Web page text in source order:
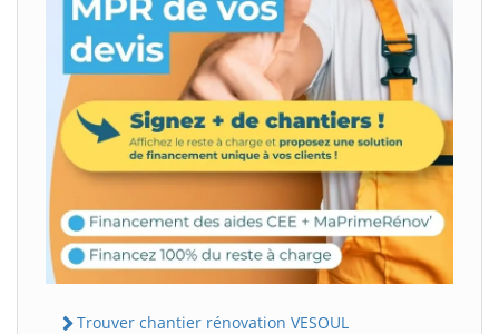
Trouver chantier rénovation VESOUL